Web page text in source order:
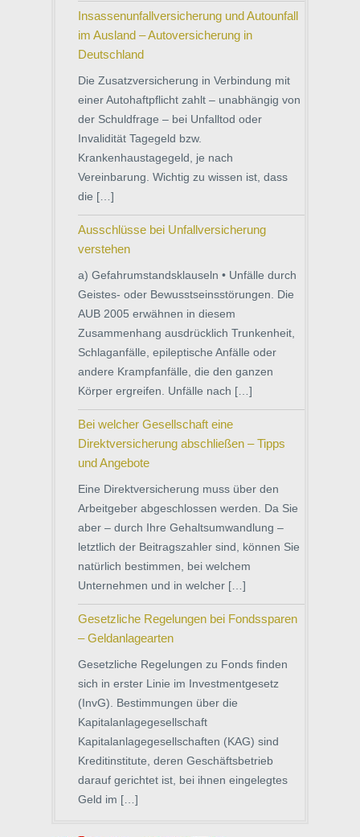
Insassenunfallversicherung und Autounfall
im Ausland – Autoversicherung in
Deutschland
Die Zusatzversicherung in Verbindung mit
einer Autohaftpflicht zahlt – unabhängig von
der Schuldfrage – bei Unfalltod oder
Invalidität Tagegeld bzw.
Krankenhaustagegeld, je nach
Vereinbarung. Wichtig zu wissen ist, dass
die […]
Ausschlüsse bei Unfallversicherung
verstehen
a) Gefahrumstandsklauseln • Unfälle durch
Geistes- oder Bewusstseinsstörungen. Die
AUB 2005 erwähnen in diesem
Zusammenhang ausdrücklich Trunkenheit,
Schlaganfälle, epileptische Anfälle oder
andere Krampfanfälle, die den ganzen
Körper ergreifen. Unfälle nach […]
Bei welcher Gesellschaft eine
Direktversicherung abschließen – Tipps
und Angebote
Eine Direktversicherung muss über den
Arbeitgeber abgeschlossen werden. Da Sie
aber – durch Ihre Gehaltsumwandlung –
letztlich der Beitragszahler sind, können Sie
natürlich bestimmen, bei welchem
Unternehmen und in welcher […]
Gesetzliche Regelungen bei Fondssparen
– Geldanlagearten
Gesetzliche Regelungen zu Fonds finden
sich in erster Linie im Investmentgesetz
(InvG). Bestimmungen über die
Kapitalanlagegesellschaft
Kapitalanlagegesellschaften (KAG) sind
Kreditinstitute, deren Geschäftsbetrieb
darauf gerichtet ist, bei ihnen eingelegtes
Geld im […]